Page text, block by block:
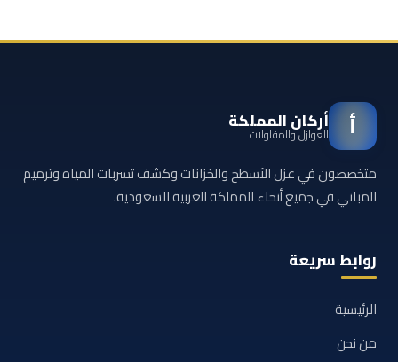
أ أركان المملكة
للعوازل والمقاولات
متخصصون في عزل الأسطح والخزانات وكشف تسربات المياه وترميم
المباني في جميع أنحاء المملكة العربية السعودية.
روابط سريعة
الرئيسية
من نحن